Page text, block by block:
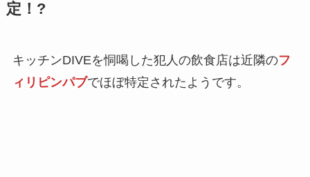
定！?
キッチンDIVEを恫喝した犯人の飲食店は近隣のフ
ィリピンパブでほぼ特定 されたようです。